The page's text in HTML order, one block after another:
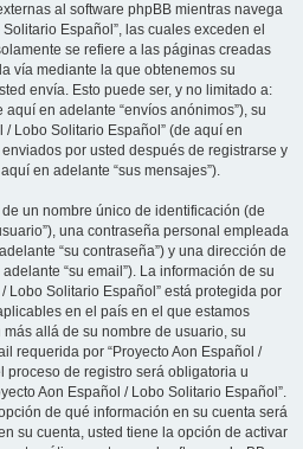
al software phpBB mientras navega
Español”, las cuales exceden el
se refiere a las páginas creadas
vía mediante la que obtenemos su
envía. Esto puede ser, y no limitado a:
en adelante “envíos anónimos”), su
/ Lobo Solitario Español” (de aquí en
por usted después de registrarse y
en adelante “sus mensajes”).
un nombre único de identificación (de
una contraseña personal empleada
“su contraseña”) y una dirección de
“su email”). La información de su
Lobo Solitario Español” está protegida por
en el país en el que estamos
allá de su nombre de usuario, su
requerida por “Proyecto Aon Español /
proceso de registro será obligatoria u
Aon Español / Lobo Solitario Español”.
de qué información en su cuenta será
su cuenta, usted tiene la opción de activar